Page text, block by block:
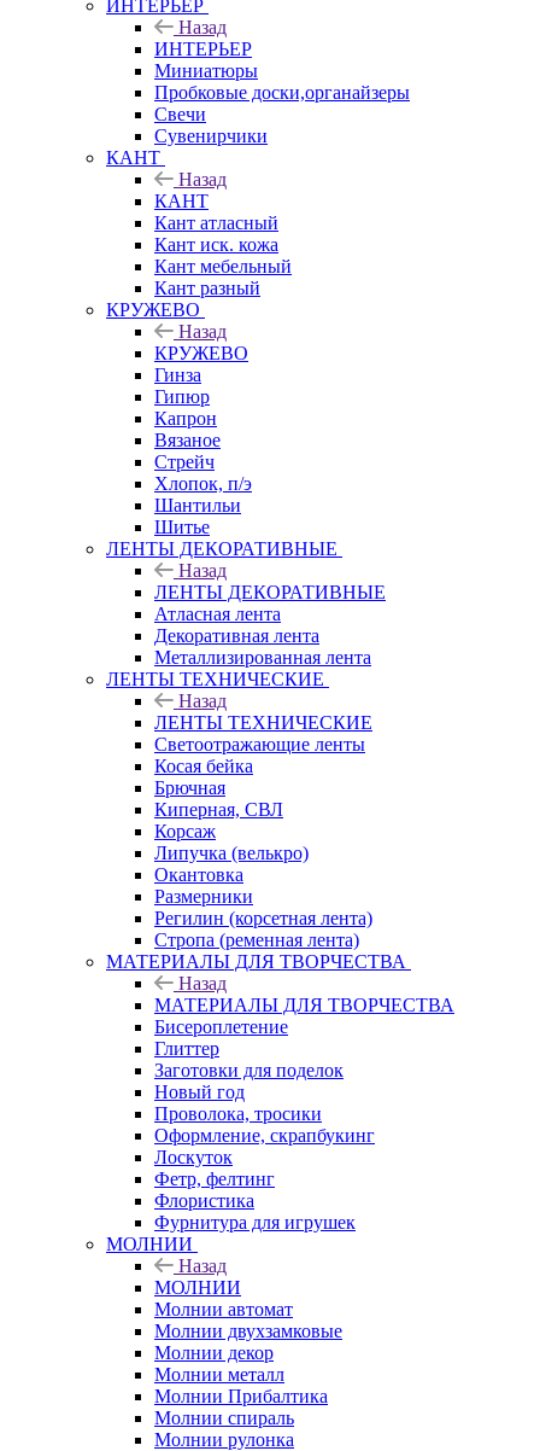
ИНТЕРЬЕР
Назад
ИНТЕРЬЕР
Миниатюры
Пробковые доски,органайзеры
Свечи
Сувенирчики
КАНТ
Назад
КАНТ
Кант атласный
Кант иск. кожа
Кант мебельный
Кант разный
КРУЖЕВО
Назад
КРУЖЕВО
Гинза
Гипюр
Капрон
Вязаное
Стрейч
Хлопок, п/э
Шантильи
Шитье
ЛЕНТЫ ДЕКОРАТИВНЫЕ
Назад
ЛЕНТЫ ДЕКОРАТИВНЫЕ
Атласная лента
Декоративная лента
Металлизированная лента
ЛЕНТЫ ТЕХНИЧЕСКИЕ
Назад
ЛЕНТЫ ТЕХНИЧЕСКИЕ
Светоотражающие ленты
Косая бейка
Брючная
Киперная, СВЛ
Корсаж
Липучка (велькро)
Окантовка
Размерники
Регилин (корсетная лента)
Стропа (ременная лента)
МАТЕРИАЛЫ ДЛЯ ТВОРЧЕСТВА
Назад
МАТЕРИАЛЫ ДЛЯ ТВОРЧЕСТВА
Бисероплетение
Глиттер
Заготовки для поделок
Новый год
Проволока, тросики
Оформление, скрапбукинг
Лоскуток
Фетр, фелтинг
Флористика
Фурнитура для игрушек
МОЛНИИ
Назад
МОЛНИИ
Молнии автомат
Молнии двухзамковые
Молнии декор
Молнии металл
Молнии Прибалтика
Молнии спираль
Молнии рулонка